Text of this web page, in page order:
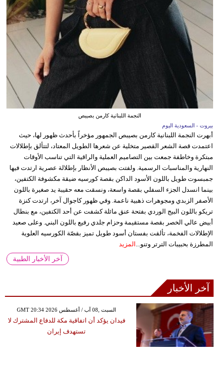
النجمة اللبنانية كارمن بصيبص
بيروت - السعودية اليوم
أبهرت النجمة اللبنانية كارمن بصيبص الجمهور مؤخراً بأحدث ظهور لها، حيث
اعتمدت قصة الشعر القصير متخلية عن شعرها الطويل المعتاد، لتتألق بإطلالات
مبتكرة وخاطفة جمعت بين التصاميم العملية والراقية التي تناسب الأوقات
النهارية والمناسبات الرسمية. ولفتت بصيبص الأنظار بإطلالة عصرية ارتدت فيها
جمبسوت طويل باللون الأسود الداكن بقصة كورسيه ضيقة مكشوفة الكتفين،
بينما انسدل الجزء السفلي بقصة واسعة، ونسقت معه حقيبة يد صغيرة باللون
الأصفر الزبدي ومجوهرات ذهبية ناعمة. وفي ظهور كاجوال آخر، ارتدت كنزة
تريكو باللون البيج الوردي بفتحة عنق مائلة كشفت عن أحد الكتفين، مع بنطال
أبيض عالي الخصر بقصة مستقيمة وحزام جلدي رفيع باللون البني. وعلى صعيد
الإطلالات الفخمة، تألقت بفستان أسود طويل تميز بقصّة الكورسيه العلوية
المطرزة بحبيبات الترتر وتنو...
المزيد
آخر الأخبار الطبية
آخر الأخبار
GMT 20:34 2026 السبت ,08 آب / أغسطس
فيدان يؤكد أن اتفاقية مكة للدفاع المشترك لا
تستهدف إيران